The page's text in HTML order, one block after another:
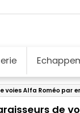
voies Alfa Roméo par
de